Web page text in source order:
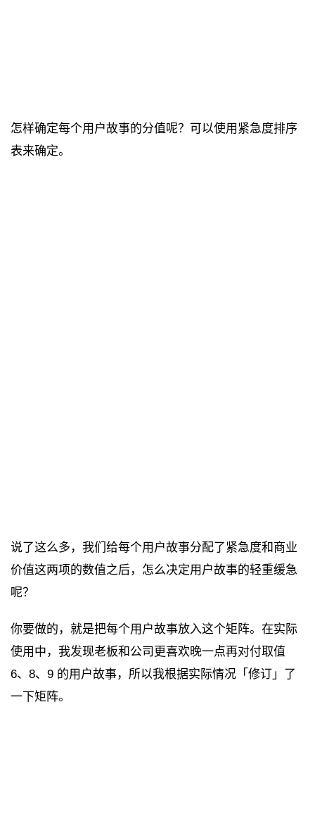
怎样确定每个用户故事的分值呢？可以使用紧急度排序
表来确定。
说了这么多，我们给每个用户故事分配了紧急度和商业
价值这两项的数值之后，怎么决定用户故事的轻重缓急
呢？
你要做的，就是把每个用户故事放入这个矩阵。在实际
使用中，我发现老板和公司更喜欢晚一点再对付取值
6、8、9 的用户故事，所以我根据实际情况「修订」了
一下矩阵。